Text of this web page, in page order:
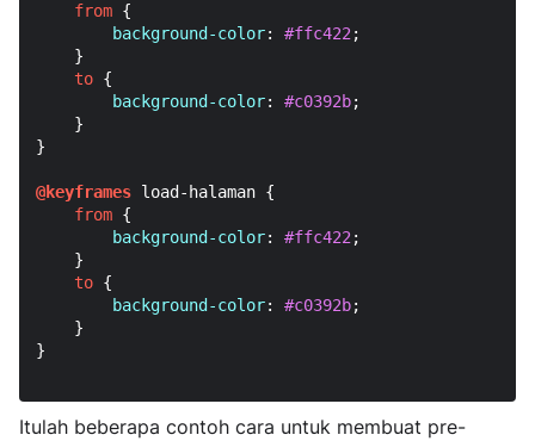
from {
background-color: #ffc422;
    }
to {
background-color: #c0392b;
    }
}
@keyframes load-halaman {
from {
background-color: #ffc422;
    }
to {
background-color: #c0392b;
    }
}
Itulah beberapa contoh cara untuk membuat pre-